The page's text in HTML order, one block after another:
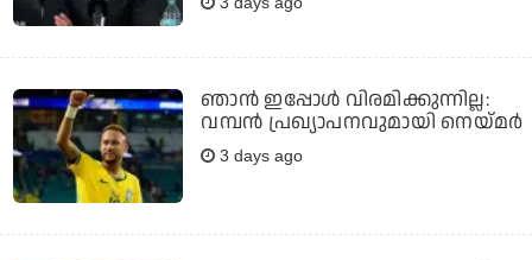
ഞാന്‍ ഇപ്പോള്‍ വിരമിക്കുന്നില്ല:
വമ്പന്‍ പ്രഖ്യാപനവുമായി നെയ്മര്‍
3 days ago